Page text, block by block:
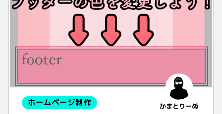
ホームページ制作 かまとりーぬ